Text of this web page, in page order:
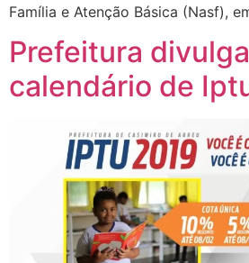
Família e Atenção Básica (Nasf),
Prefeitura divulga
calendário de